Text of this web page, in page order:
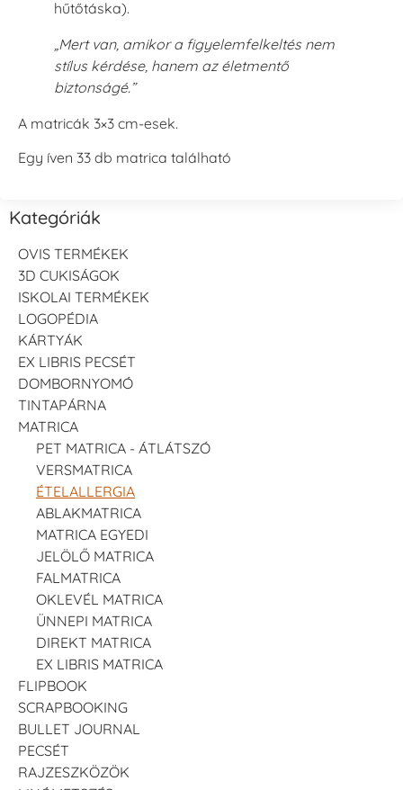
hűtőtáska).
„Mert van, amikor a figyelemfelkeltés nem
stílus kérdése, hanem az életmentő
biztonságé.”
A matricák 3×3 cm-esek.
Egy íven 33 db matrica található
Kategóriák
OVIS TERMÉKEK
3D CUKISÁGOK
ISKOLAI TERMÉKEK
LOGOPÉDIA
KÁRTYÁK
EX LIBRIS PECSÉT
DOMBORNYOMÓ
TINTAPÁRNA
MATRICA
PET MATRICA - ÁTLÁTSZÓ
VERSMATRICA
ÉTELALLERGIA
ABLAKMATRICA
MATRICA EGYEDI
JELÖLŐ MATRICA
FALMATRICA
OKLEVÉL MATRICA
ÜNNEPI MATRICA
DIREKT MATRICA
EX LIBRIS MATRICA
FLIPBOOK
SCRAPBOOKING
BULLET JOURNAL
PECSÉT
RAJZESZKÖZÖK